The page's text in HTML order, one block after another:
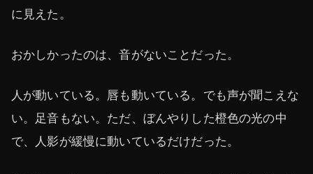
に見えた。
おかしかったのは、音がないことだった。
人が動いている。唇も動いている。でも声が聞こえな
い。足音もない。ただ、ぼんやりした橙色の光の中
で、人影が緩慢に動いているだけだった。